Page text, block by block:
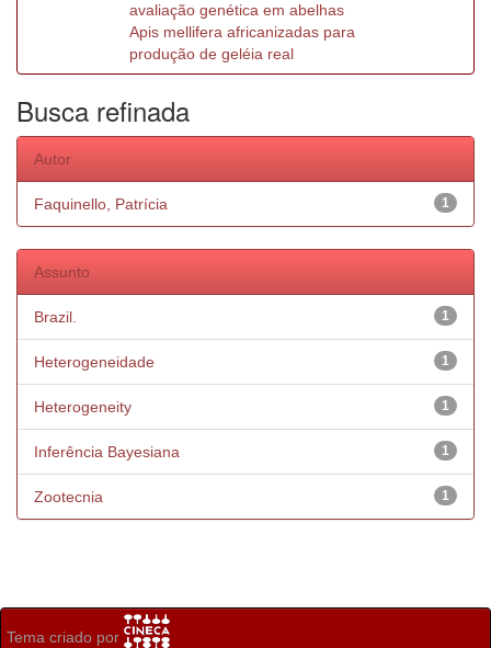
avaliação genética em abelhas
Apis mellifera africanizadas para
produção de geléia real
Busca refinada
Autor
1
Faquinello, Patrícia
Assunto
1
Brazil.
1
Heterogeneidade
1
Heterogeneity
1
Inferência Bayesiana
1
Zootecnia
Tema criado por